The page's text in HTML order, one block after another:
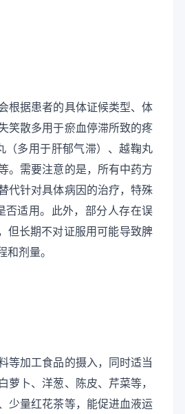
根据患者的具体证候类型、体
笑散多用于瘀血停滞所致的疼
（多用于肝郁气滞）、越鞠丸
。需要注意的是，所有中药方
代针对具体病因的治疗，特殊
否适用。此外，部分人存在误
但长期不对证服用可能导致脾
剂量。
等加工食品的摄入，同时适当
卜、洋葱、陈皮、芹菜等，
少量红花茶等，能促进血液运